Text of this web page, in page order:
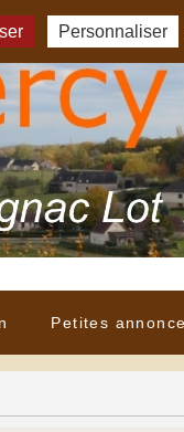
Petites
Personnaliser